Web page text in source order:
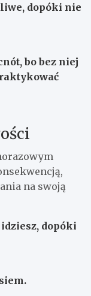
dopóki nie
bo bez niej
na swoją
dopóki